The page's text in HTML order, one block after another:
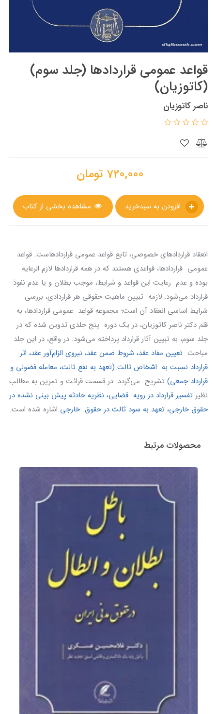
قواعد عمومی قراردادها (جلد سوم)
(کاتوزيان)
ناصر کاتوزیان
720,000 تومان
مشاهده بخشی از کتاب
انعقاد قراردادهای خصوصی، تابع قواعد عمومی قراردادهاست. قواعد
عمومی قراردادها، قواعدی هستند که در همه قراردادها لازم الرعایه
بوده و عدم رعایت این قواعد و شرایط، موجب بطلان و یا عدم نفوذ
قرارداد می‌شود. لازمه تبیین ماهیت حقوقی هر قراردادی، بررسی
شرایط اساسی انعقاد آن است؛ مجموعه قواعد عمومی قراردادها، به
قلم دکتر ناصر کاتوزیان، در یک دوره پنج جلدی تدوین شده که در
جلد سوم، به تبیین آثار قرارداد پرداخته می‌شود. در واقع، در این جلد
مباحث تعیین مفاد عقد، شروط ضمن عقد، نیروی الزام‌آور عقد، اثر
قرارداد نسبت به اشخاص ثالث (تعهد به نفع ثالث، معامله فضولی و
قرارداد جمعی) تشریح می‌گردد. در قسمت قرائت و تمرین به مطالب
نظیر تفسیر قرارداد در رویه قضایی، نظریه حادثه پیش بینی نشده در
حقوق خارجی، تعهد به سود ثالث در حقوق خارجی اشاره شده است.
محصولات مرتبط